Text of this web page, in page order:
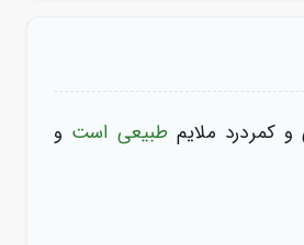
کمر‌درد ملایم طبیعی است و